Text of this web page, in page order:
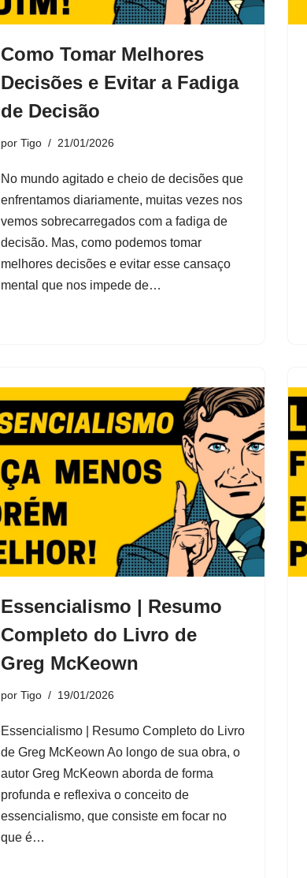
Como Tomar Melhores
Decisões e Evitar a Fadiga
de Decisão
por Tigo 21/01/2026
No mundo agitado e cheio de decisões que
enfrentamos diariamente, muitas vezes nos
vemos sobrecarregados com a fadiga de
decisão. Mas, como podemos tomar
melhores decisões e evitar esse cansaço
mental que nos impede de…
Essencialismo | Resumo
Completo do Livro de
Greg McKeown
por Tigo 19/01/2026
Essencialismo | Resumo Completo do Livro
de Greg McKeown Ao longo de sua obra, o
autor Greg McKeown aborda de forma
profunda e reflexiva o conceito de
essencialismo, que consiste em focar no
que é…